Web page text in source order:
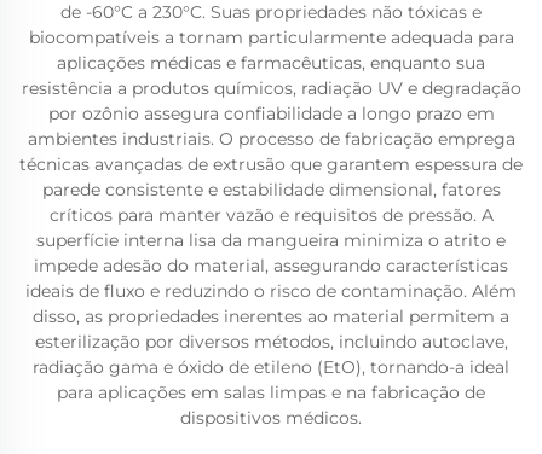
de -60°C a 230°C. Suas propriedades não tóxicas e
biocompatíveis a tornam particularmente adequada para
aplicações médicas e farmacêuticas, enquanto sua
resistência a produtos químicos, radiação UV e degradação
por ozônio assegura confiabilidade a longo prazo em
ambientes industriais. O processo de fabricação emprega
técnicas avançadas de extrusão que garantem espessura de
parede consistente e estabilidade dimensional, fatores
críticos para manter vazão e requisitos de pressão. A
superfície interna lisa da mangueira minimiza o atrito e
impede adesão do material, assegurando características
ideais de fluxo e reduzindo o risco de contaminação. Além
disso, as propriedades inerentes ao material permitem a
esterilização por diversos métodos, incluindo autoclave,
radiação gama e óxido de etileno (EtO), tornando-a ideal
para aplicações em salas limpas e na fabricação de
dispositivos médicos.